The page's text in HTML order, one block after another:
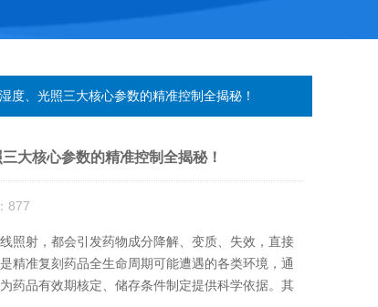
度、光照三大核心参数的精准控制全揭秘！
大核心参数的精准控制全揭秘！
877
射，都会引发药物成分降解、变质、失效，直接
精准复刻药品全生命周期可能遭遇的各类环境，通
药品有效期核定、储存条件制定提供科学依据。其